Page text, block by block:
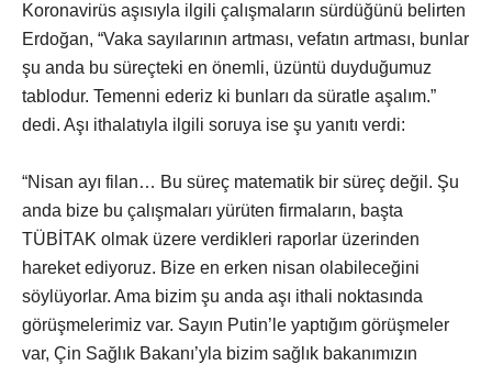
Koronavirüs aşısıyla ilgili çalışmaların sürdüğünü belirten
Erdoğan, “Vaka sayılarının artması, vefatın artması, bunlar
şu anda bu süreçteki en önemli, üzüntü duyduğumuz
tablodur. Temenni ederiz ki bunları da süratle aşalım.”
dedi. Aşı ithalatıyla ilgili soruya ise şu yanıtı verdi:
“Nisan ayı filan… Bu süreç matematik bir süreç değil. Şu
anda bize bu çalışmaları yürüten firmaların, başta
TÜBİTAK olmak üzere verdikleri raporlar üzerinden
hareket ediyoruz. Bize en erken nisan olabileceğini
söylüyorlar. Ama bizim şu anda aşı ithali noktasında
görüşmelerimiz var. Sayın Putin’le yaptığım görüşmeler
var, Çin Sağlık Bakanı’yla bizim sağlık bakanımızın